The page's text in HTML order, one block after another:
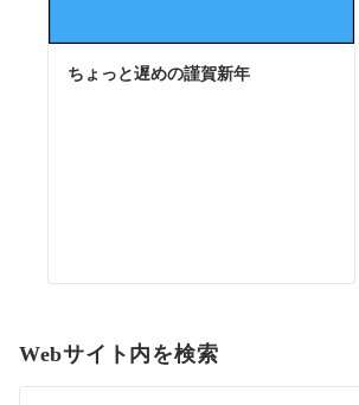
ちょっと遅めの謹賀新年
Webサイト内を検索